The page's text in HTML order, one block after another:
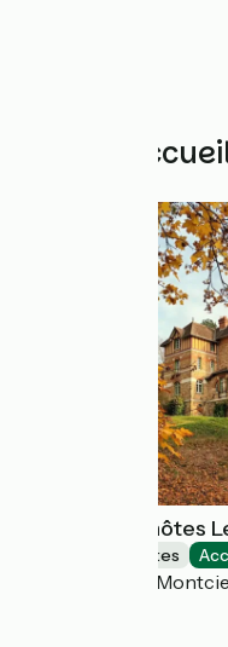
Autres
Chambres d'hôtes
Chambres d'Hôtes
Gaillon-sur-